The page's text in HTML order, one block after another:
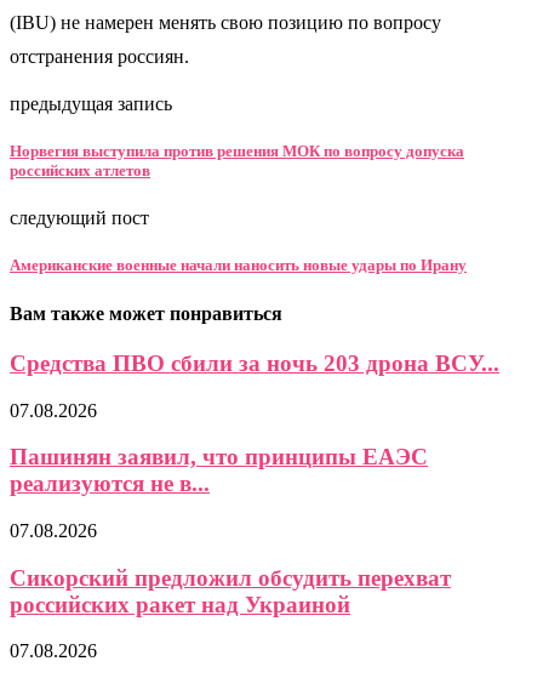
(IBU) не намерен менять свою позицию по вопросу
отстранения россиян.
предыдущая запись
Норвегия выступила против решения МОК по вопросу допуска
российских атлетов
следующий пост
Американские военные начали наносить новые удары по Ирану
Вам также может понравиться
Средства ПВО сбили за ночь 203 дрона ВСУ...
07.08.2026
Пашинян заявил, что принципы ЕАЭС
реализуются не в...
07.08.2026
Сикорский предложил обсудить перехват
российских ракет над Украиной
07.08.2026